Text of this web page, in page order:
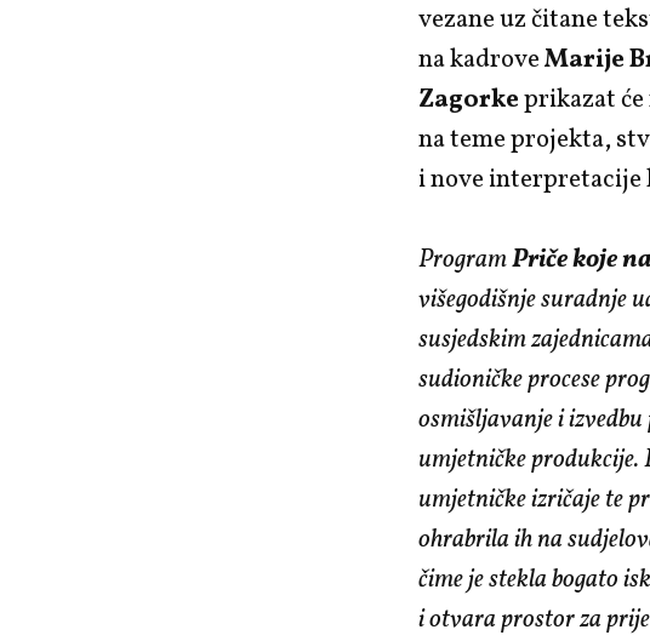
vezane uz čitane
na kadroveMarije
Zagorkeprikazat
na teme projekta,
i nove
ProgramPriče koje
višegodišnje suradnje
susjedskim
sudioničke procese
osmišljavanje i
umjetničke produkcije.
umjetničke izričaje te
ohrabrila ih na
čime je stekla bogato
i otvara prostor za